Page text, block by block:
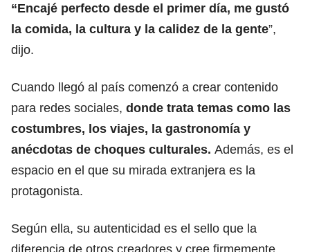
“Encajé perfecto desde el primer día, me gustó
la comida, la cultura y la calidez de la gente”,
dijo.
Cuando llegó al país comenzó a crear contenido
para redes sociales, donde trata temas como las
costumbres, los viajes, la gastronomía y
anécdotas de choques culturales. Además, es el
espacio en el que su mirada extranjera es la
protagonista.
Según ella, su autenticidad es el sello que la
diferencia de otros creadores y cree firmemente